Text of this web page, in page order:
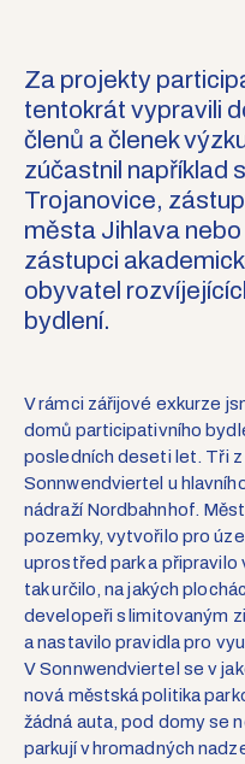
Za projekty
tentokrát vypravili
členů a členek
zúčastnil například
Trojanovice,
města Jihlava
zástupci
obyvatel
bydlení.
V rámci zářijové exkurze
domů participativního
posledních deseti let. Tři
Sonnwendviertel u
nádraží Nordbahnhof.
pozemky, vytvořilo pro
uprostřed park a
tak určilo, na jakých
developeři s limitovaným
a nastavilo pravidla pro
V Sonnwendviertel se v
nová městská politika
žádná auta, pod domy se
parkují v hromadných